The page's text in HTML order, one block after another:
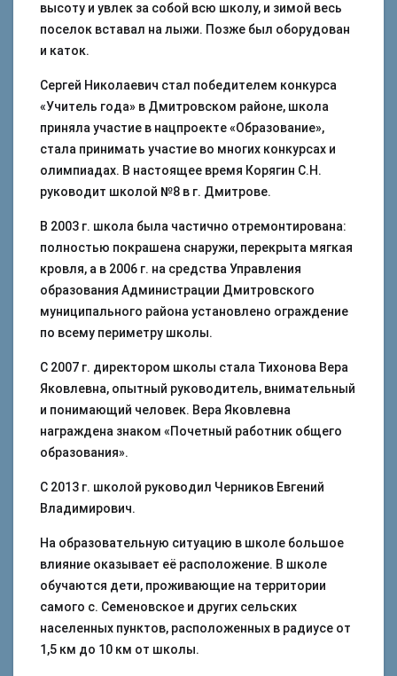
высоту и увлек за собой всю школу, и зимой весь
поселок вставал на лыжи. Позже был оборудован
и каток.
Сергей Николаевич стал победителем конкурса
«Учитель года» в Дмитровском районе, школа
приняла участие в нацпроекте «Образование»,
стала принимать участие во многих конкурсах и
олимпиадах. В настоящее время Корягин С.Н.
руководит школой №8 в г. Дмитрове.
В 2003 г. школа была частично отремонтирована:
полностью покрашена снаружи, перекрыта мягкая
кровля, а в 2006 г. на средства Управления
образования Администрации Дмитровского
муниципального района установлено ограждение
по всему периметру школы.
С 2007 г. директором школы стала Тихонова Вера
Яковлевна, опытный руководитель, внимательный
и понимающий человек. Вера Яковлевна
награждена знаком «Почетный работник общего
образования».
С 2013 г. школой руководил Черников Евгений
Владимирович.
На образовательную ситуацию в школе большое
влияние оказывает её расположение. В школе
обучаются дети, проживающие на территории
самого с. Семеновское и других сельских
населенных пунктов, расположенных в радиусе от
1,5 км до 10 км от школы.